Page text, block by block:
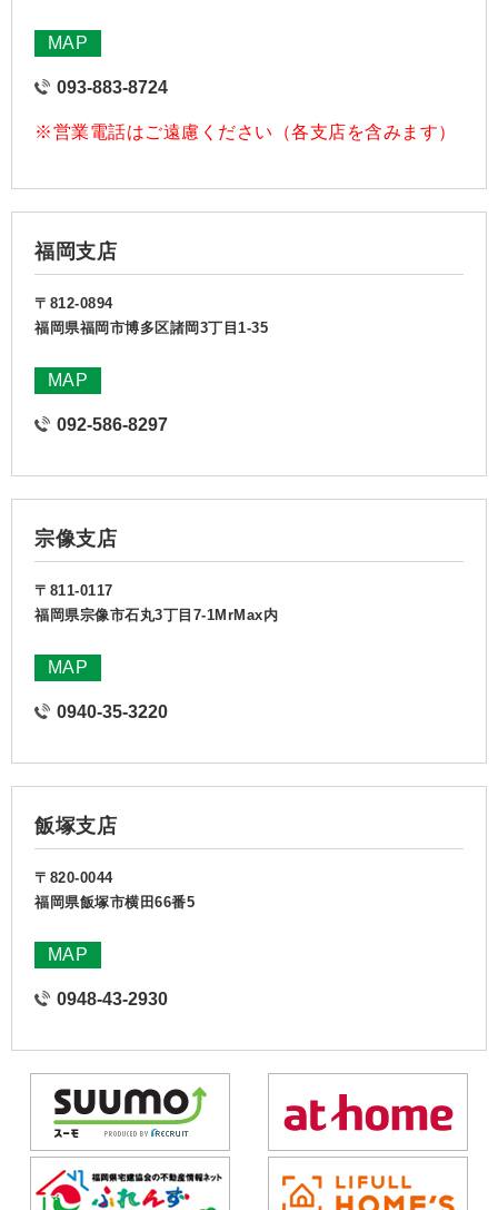
MAP
093-883-8724
※営業電話はご遠慮ください（各支店を含みます）
福岡支店
〒812-0894
福岡県福岡市博多区諸岡3丁目1-35
MAP
092-586-8297
宗像支店
〒811-0117
福岡県宗像市石丸3丁目7-1MrMax内
MAP
0940-35-3220
飯塚支店
〒820-0044
福岡県飯塚市横田66番5
MAP
0948-43-2930